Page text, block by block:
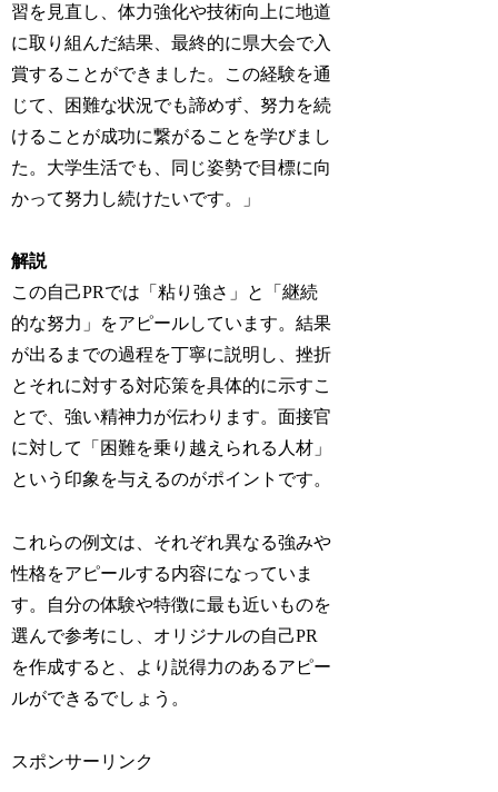
習を見直し、体力強化や技術向上に地道
に取り組んだ結果、最終的に県大会で入
賞することができました。この経験を通
じて、困難な状況でも諦めず、努力を続
けることが成功に繋がることを学びまし
た。大学生活でも、同じ姿勢で目標に向
かって努力し続けたいです。」
解説
この自己PRでは「粘り強さ」と「継続
的な努力」をアピールしています。結果
が出るまでの過程を丁寧に説明し、挫折
とそれに対する対応策を具体的に示すこ
とで、強い精神力が伝わります。面接官
に対して「困難を乗り越えられる人材」
という印象を与えるのがポイントです。
これらの例文は、それぞれ異なる強みや
性格をアピールする内容になっていま
す。自分の体験や特徴に最も近いものを
選んで参考にし、 オリジナルの自己PR
を作成する と、より説得力のあるアピー
ルができるでしょう。
スポンサーリンク